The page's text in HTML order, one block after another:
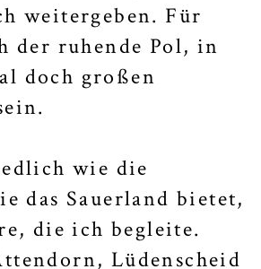
weitergeben. Für
der ruhende Pol, in
doch großen
wie die
das Sauerland bietet,
die ich begleite.
, Lüdenscheid